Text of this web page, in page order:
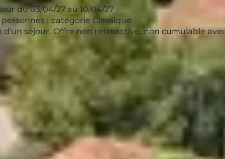
du 03/04/27 au 10/04/27
| catégorie Classique
d'un séjour. Offre non rétroactive, non cumulable